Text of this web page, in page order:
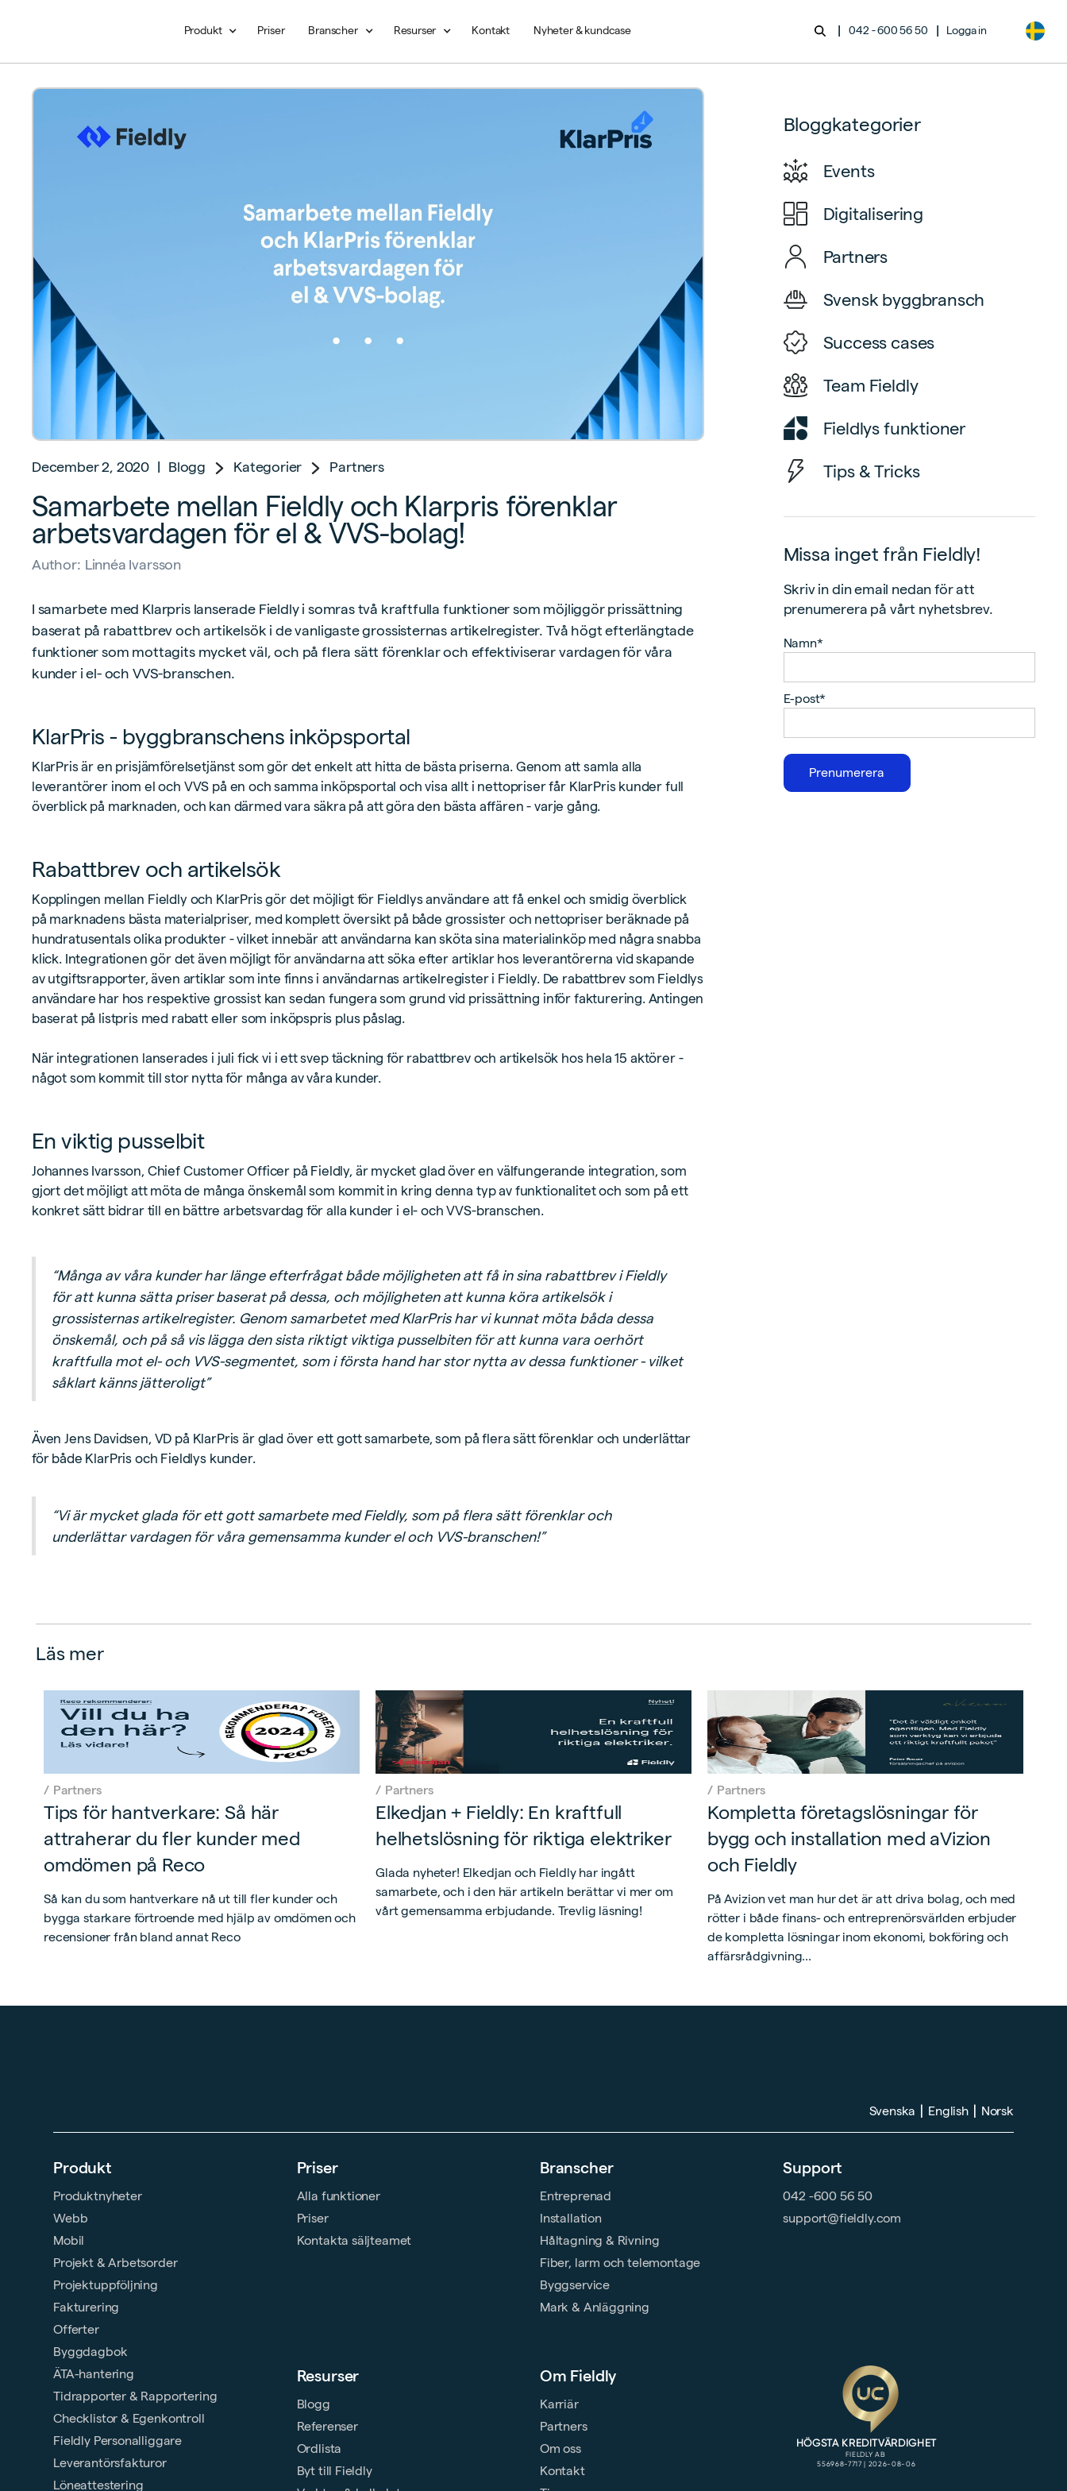
Produkt Priser Branscher Resurser Kontakt Nyheter & kundcase | 042 - 600 56 50 | Logga in
December 2, 2020 | Blogg Kategorier Partners
Samarbete mellan Fieldly och Klarpris förenklar
arbetsvardagen för el & VVS-bolag!
Author: Linnéa Ivarsson
I samarbete med Klarpris lanserade Fieldly i somras två kraftfulla funktioner som möjliggör prissättning
baserat på rabattbrev och artikelsök i de vanligaste grossisternas artikelregister. Två högt efterlängtade
funktioner som mottagits mycket väl, och på flera sätt förenklar och effektiviserar vardagen för våra
kunder i el- och VVS-branschen.
KlarPris - byggbranschens inköpsportal
KlarPris är en prisjämförelsetjänst som gör det enkelt att hitta de bästa priserna. Genom att samla alla
leverantörer inom el och VVS på en och samma inköpsportal och visa allt i nettopriser får KlarPris kunder full
överblick på marknaden, och kan därmed vara säkra på att göra den bästa affären - varje gång.
Rabattbrev och artikelsök
Kopplingen mellan Fieldly och KlarPris gör det möjligt för Fieldlys användare att få enkel och smidig överblick
på marknadens bästa materialpriser, med komplett översikt på både grossister och nettopriser beräknade på
hundratusentals olika produkter - vilket innebär att användarna kan sköta sina materialinköp med några snabba
klick. Integrationen gör det även möjligt för användarna att söka efter artiklar hos leverantörerna vid skapande
av utgiftsrapporter, även artiklar som inte finns i användarnas artikelregister i Fieldly. De rabattbrev som Fieldlys
användare har hos respektive grossist kan sedan fungera som grund vid prissättning inför fakturering. Antingen
baserat på listpris med rabatt eller som inköpspris plus påslag.
När integrationen lanserades i juli fick vi i ett svep täckning för rabattbrev och artikelsök hos hela 15 aktörer -
något som kommit till stor nytta för många av våra kunder.
En viktig pusselbit
Johannes Ivarsson, Chief Customer Officer på Fieldly, är mycket glad över en välfungerande integration, som
gjort det möjligt att möta de många önskemål som kommit in kring denna typ av funktionalitet och som på ett
konkret sätt bidrar till en bättre arbetsvardag för alla kunder i el- och VVS-branschen.
“Många av våra kunder har länge efterfrågat både möjligheten att få in sina rabattbrev i Fieldly
för att kunna sätta priser baserat på dessa, och möjligheten att kunna köra artikelsök i
grossisternas artikelregister. Genom samarbetet med KlarPris har vi kunnat möta båda dessa
önskemål, och på så vis lägga den sista riktigt viktiga pusselbiten för att kunna vara oerhört
kraftfulla mot el- och VVS-segmentet, som i första hand har stor nytta av dessa funktioner - vilket
såklart känns jätteroligt”
Även Jens Davidsen, VD på KlarPris är glad över ett gott samarbete, som på flera sätt förenklar och underlättar
för både KlarPris och Fieldlys kunder.
“Vi är mycket glada för ett gott samarbete med Fieldly, som på flera sätt förenklar och
underlättar vardagen för våra gemensamma kunder el och VVS-branschen!”
Bloggkategorier
Events
Digitalisering
Partners
Svensk byggbransch
Success cases
Team Fieldly
Fieldlys funktioner
Tips & Tricks
Missa inget från Fieldly!
Skriv in din email nedan för att
prenumerera på vårt nyhetsbrev.
Namn*
E-post*
Läs mer
/ Partners
Tips för hantverkare: Så här
attraherar du fler kunder med
omdömen på Reco
Så kan du som hantverkare nå ut till fler kunder och
bygga starkare förtroende med hjälp av omdömen och
recensioner från bland annat Reco
/ Partners
Elkedjan + Fieldly: En kraftfull
helhetslösning för riktiga elektriker
Glada nyheter! Elkedjan och Fieldly har ingått
samarbete, och i den här artikeln berättar vi mer om
vårt gemensamma erbjudande. Trevlig läsning!
/ Partners
Kompletta företagslösningar för
bygg och installation med aVizion
och Fieldly
På Avizion vet man hur det är att driva bolag, och med
rötter i både finans- och entreprenörsvärlden erbjuder
de kompletta lösningar inom ekonomi, bokföring och
affärsrådgivning...
Svenska | English | Norsk
Produkt
Produktnyheter
Webb
Mobil
Projekt & Arbetsorder
Projektuppföljning
Fakturering
Offerter
Byggdagbok
ÄTA-hantering
Tidrapporter & Rapportering
Checklistor & Egenkontroll
Fieldly Personalliggare
Leverantörsfakturor
Löneattestering
Priser
Alla funktioner
Priser
Kontakta säljteamet
Support
042 -600 56 50
support@fieldly.com
Branscher
Entreprenad
Installation
Håltagning & Rivning
Fiber, larm och telemontage
Byggservice
Mark & Anläggning
Resurser
Blogg
Referenser
Ordlista
Byt till Fieldly
Om Fieldly
Karriär
Partners
Om oss
Kontakt